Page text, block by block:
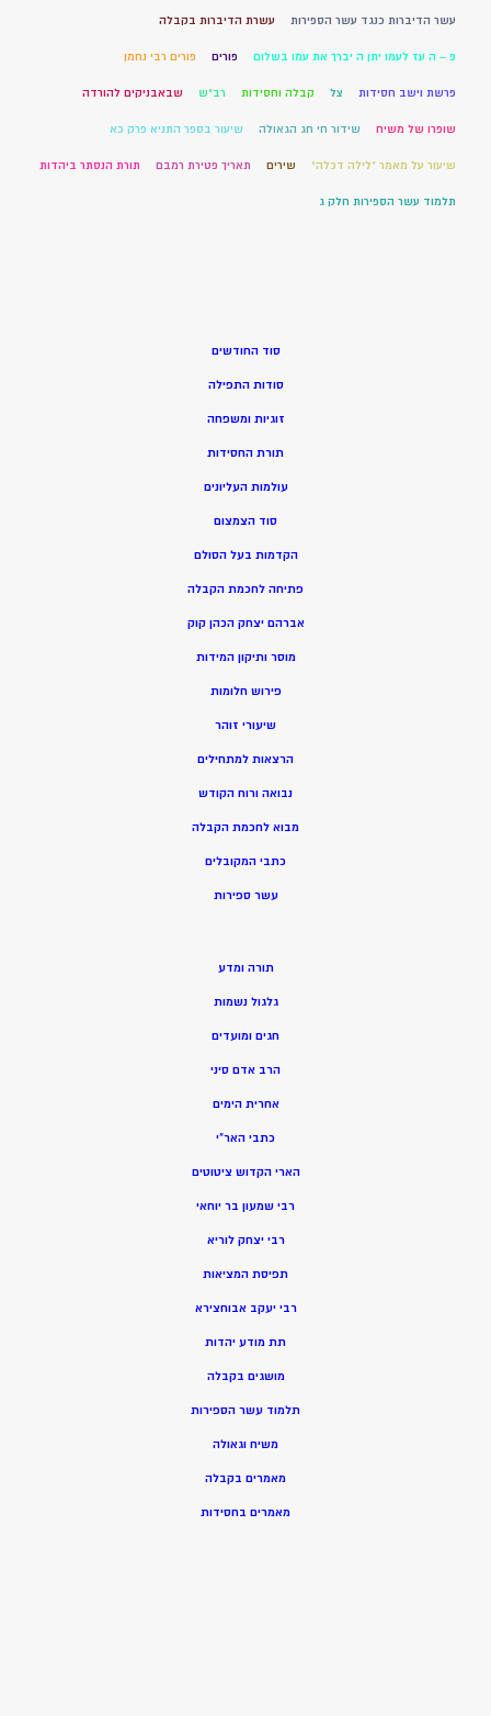
עשר הדיברות כנגד עשר הספירות עשרת הדיברות בקבלה
פ – ה עז לעמו יתן ה יברך את עמו בשלום פורים פורים רבי נחמן
פרשת וישב חסידות צל קבלה וחסידות רב"ש שבאבניקים להורדה
שופרו של משיח שידור חי חג הגאולה שיעור בספר התניא פרק כא
שיעור על מאמר "לילה דכלה" שירים תאריך פטירת רמבם תורת הנסתר ביהדות
תלמוד עשר הספירות חלק ג
סוד החודשים
סודות התפילה
זוגיות ומשפחה
תורת החסידות
עולמות העליונים
סוד הצמצום
הקדמות בעל הסולם
פתיחה לחכמת הקבלה
אברהם יצחק הכהן קוק
מוסר ותיקון המידות
פירוש חלומות
שיעורי זוהר
הרצאות למתחילים
נבואה ורוח הקודש
מבוא לחכמת הקבלה
כתבי המקובלים
עשר ספירות
תורה ומדע
גלגול נשמות
חגים ומועדים
הרב אדם סיני
אחרית הימים
כתבי האר”י
הארי הקדוש ציטוטים
רבי שמעון בר יוחאי
רבי יצחק לוריא
תפיסת המציאות
רבי יעקב אבוחצירא
תת מודע יהדות
מושגים בקבלה
תלמוד עשר הספירות
משיח וגאולה
מאמרים בקבלה
מאמרים בחסידות